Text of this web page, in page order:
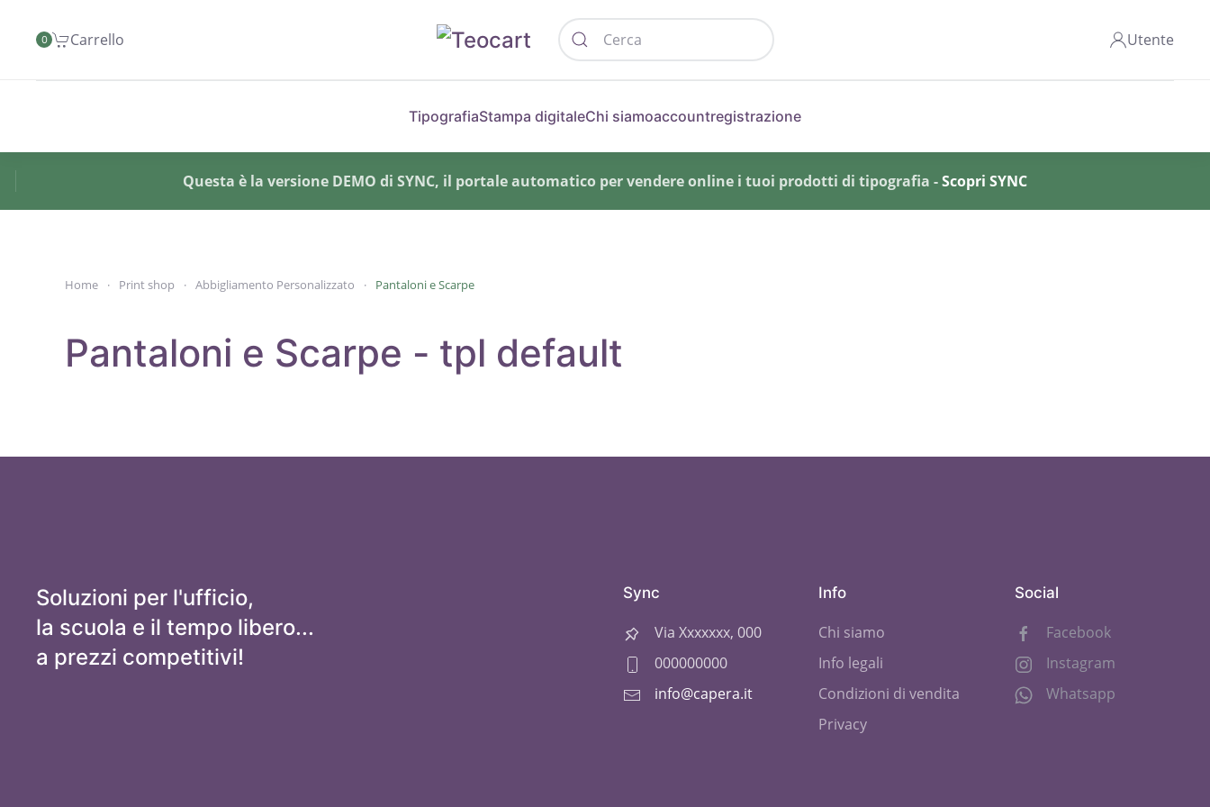
Skip to main content
0 Carrello Utente
TipografiaStampa digitaleChi siamoaccountregistrazione
Questa è la versione DEMO di SYNC, il portale automatico per vendere online i tuoi prodotti di tipografia -Scopri SYNC
Home Print shop Abbigliamento Personalizzato Pantaloni e Scarpe
Pantaloni e Scarpe - tpl default
Soluzioni per l'ufficio,
la scuola e il tempo libero...
a prezzi competitivi!
Sync
Via Xxxxxxx, 000
000000000
info@capera.it
Info
Chi siamo
Info legali
Condizioni di vendita
Privacy
Social
Facebook
Instagram
Whatsapp